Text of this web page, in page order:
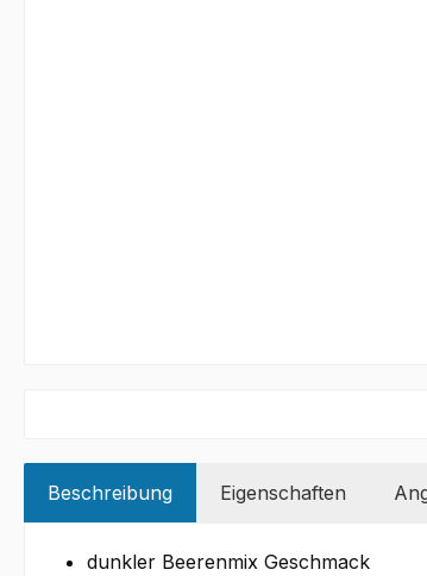
Beschreibung Eigenschaften
dunkler Beerenmix Geschmack